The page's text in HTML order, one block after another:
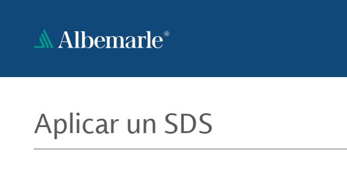
contenido
principal
Aplicar un SDS